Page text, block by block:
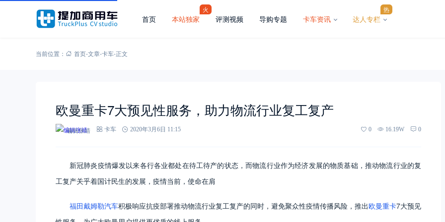
首页 本站独家
火
评测视频 导购专题 卡车资讯 达人专栏
热
当前位置： 首页-文章-卡车-正文
欧曼重卡7大预见性服务，助力物流行业复工复产
编辑张靖 卡车 2020年3月6日 11:15 0 16.19W 0
新冠肺炎疫情爆发以来各行各业都处在待工待产的状态，而物流行业作为经济发展的物质基础，推动物流行业的复
工复产关乎着国计民生的发展，疫情当前，使命在肩
福田戴姆勒汽车积极响应抗疫部署推动物流行业复工复产的同时，避免聚众性疫情传播风险，推出欧曼重卡7大预见